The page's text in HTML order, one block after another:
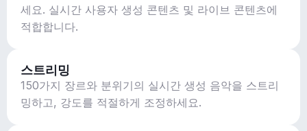
세요. 실시간 사용자 생성 콘텐츠 및 라이브 콘텐츠에
적합합니다.
스트리밍
150가지 장르와 분위기의 실시간 생성 음악을 스트리
밍하고, 강도를 적절하게 조정하세요.